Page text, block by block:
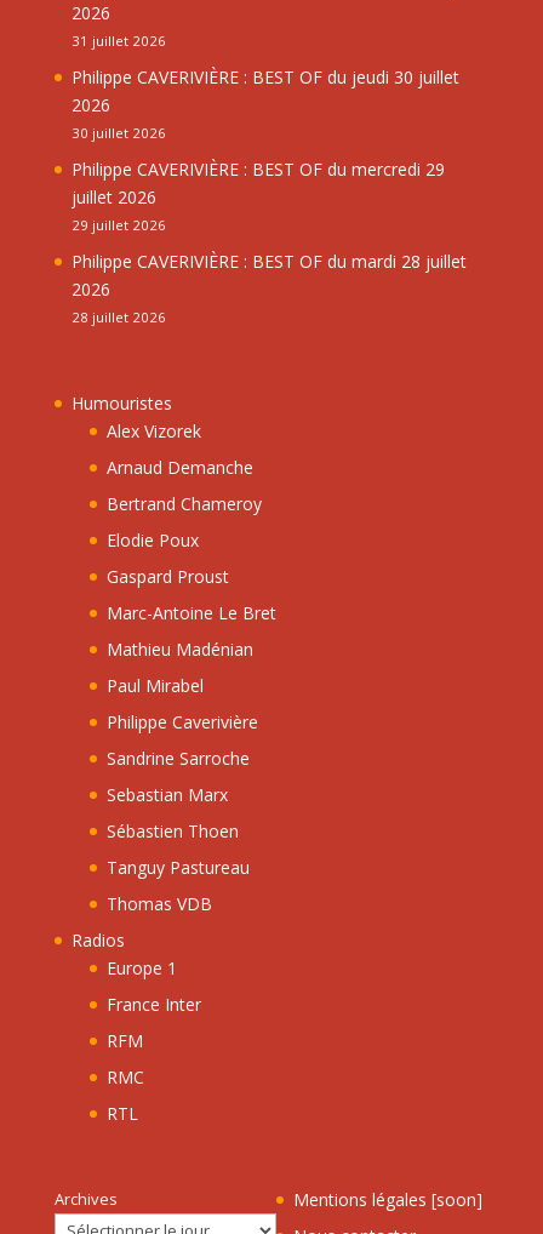
2026
31 juillet 2026
Philippe CAVERIVIÈRE : BEST OF du jeudi 30 juillet
2026
30 juillet 2026
Philippe CAVERIVIÈRE : BEST OF du mercredi 29
juillet 2026
29 juillet 2026
Philippe CAVERIVIÈRE : BEST OF du mardi 28 juillet
2026
28 juillet 2026
Humouristes
Alex Vizorek
Arnaud Demanche
Bertrand Chameroy
Elodie Poux
Gaspard Proust
Marc-Antoine Le Bret
Mathieu Madénian
Paul Mirabel
Philippe Caverivière
Sandrine Sarroche
Sebastian Marx
Sébastien Thoen
Tanguy Pastureau
Thomas VDB
Radios
Europe 1
France Inter
RFM
RMC
RTL
Archives
Mentions légales [soon]